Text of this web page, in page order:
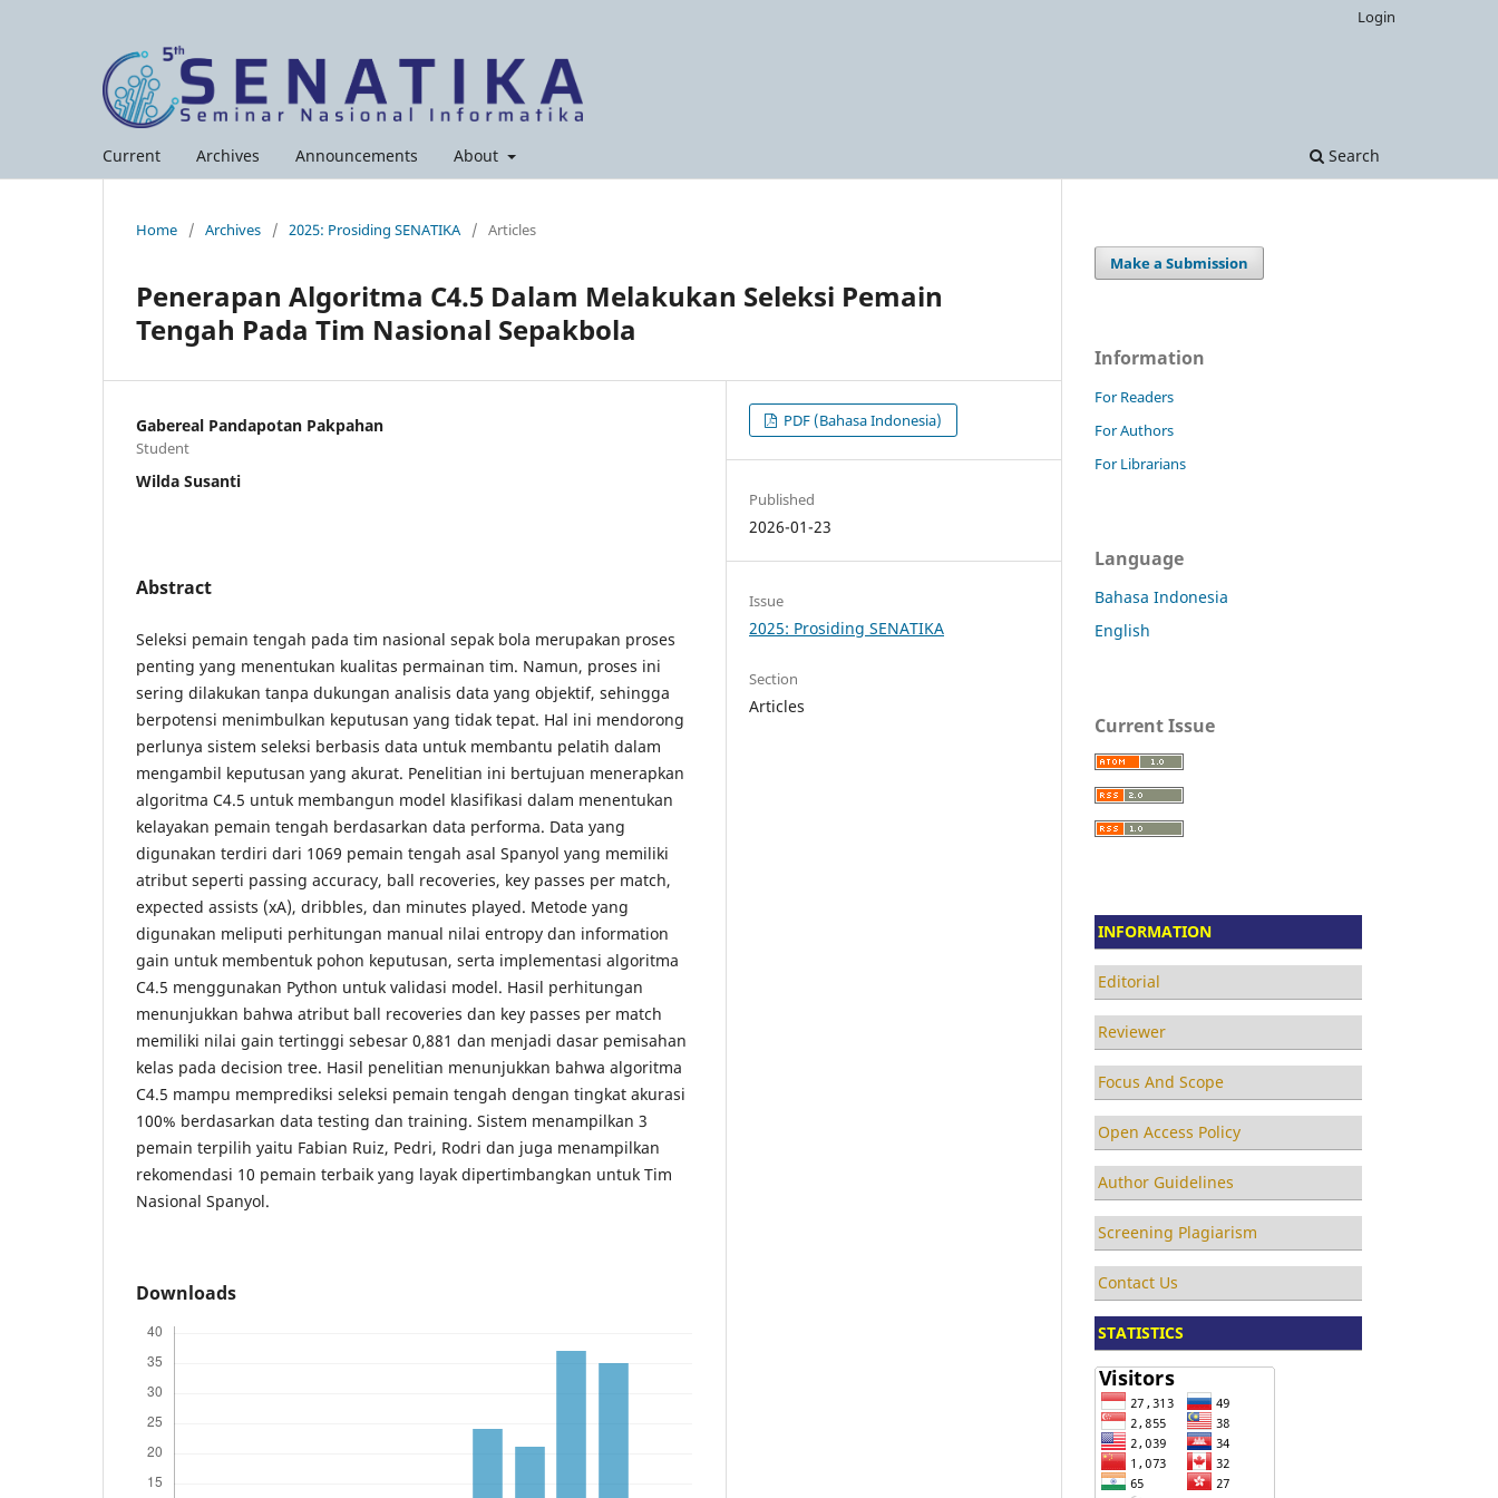
Current Archives Announcements About Search
Login
Home / Archives / 2025: Prosiding SENATIKA / Articles
Penerapan Algoritma C4.5 Dalam Melakukan Seleksi Pemain
Tengah Pada Tim Nasional Sepakbola
Gabereal Pandapotan Pakpahan
Student
Wilda Susanti
Abstract
Seleksi pemain tengah pada tim nasional sepak bola merupakan proses
penting yang menentukan kualitas permainan tim. Namun, proses ini
sering dilakukan tanpa dukungan analisis data yang objektif, sehingga
berpotensi menimbulkan keputusan yang tidak tepat. Hal ini mendorong
perlunya sistem seleksi berbasis data untuk membantu pelatih dalam
mengambil keputusan yang akurat. Penelitian ini bertujuan menerapkan
algoritma C4.5 untuk membangun model klasifikasi dalam menentukan
kelayakan pemain tengah berdasarkan data performa. Data yang
digunakan terdiri dari 1069 pemain tengah asal Spanyol yang memiliki
atribut seperti passing accuracy, ball recoveries, key passes per match,
expected assists (xA), dribbles, dan minutes played. Metode yang
digunakan meliputi perhitungan manual nilai entropy dan information
gain untuk membentuk pohon keputusan, serta implementasi algoritma
C4.5 menggunakan Python untuk validasi model. Hasil perhitungan
menunjukkan bahwa atribut ball recoveries dan key passes per match
memiliki nilai gain tertinggi sebesar 0,881 dan menjadi dasar pemisahan
kelas pada decision tree. Hasil penelitian menunjukkan bahwa algoritma
C4.5 mampu memprediksi seleksi pemain tengah dengan tingkat akurasi
100% berdasarkan data testing dan training. Sistem menampilkan 3
pemain terpilih yaitu Fabian Ruiz, Pedri, Rodri dan juga menampilkan
rekomendasi 10 pemain terbaik yang layak dipertimbangkan untuk Tim
Nasional Spanyol.
Downloads
PDF (Bahasa Indonesia)
Published
2026-01-23
Issue
2025: Prosiding SENATIKA
Section
Articles
Make a Submission
Information
For Readers
For Authors
For Librarians
Language
Bahasa Indonesia
English
Current Issue
INFORMATION
Editorial
Reviewer
Focus And Scope
Open Access Policy
Author Guidelines
Screening Plagiarism
Contact Us
STATISTICS